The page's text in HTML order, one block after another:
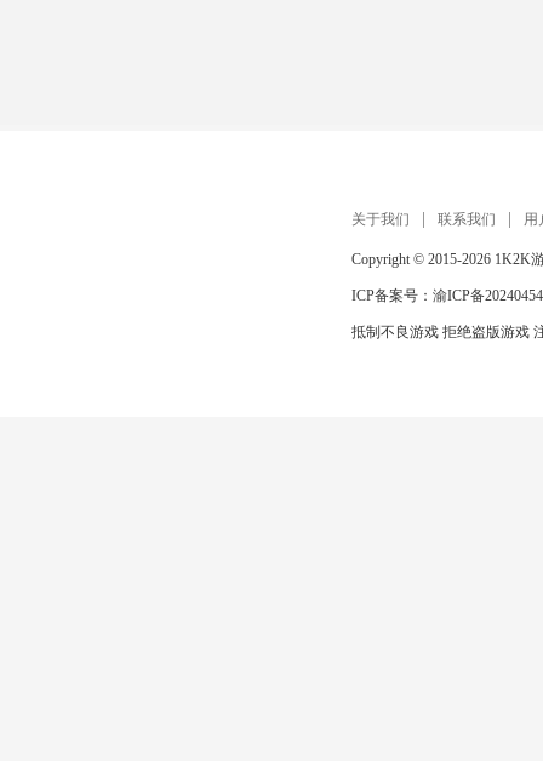
关于我们 联系我们 用
Copyright © 2015-2026 1K2K
ICP备案号： 渝ICP备
抵制不良游戏 拒绝盗版游戏